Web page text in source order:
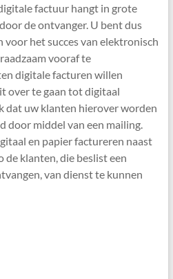
factuur hangt in grote
de ontvanger. U bent dus
het succes van elektronisch
vooraf te
digitale facturen willen
over te gaan tot digitaal
dat uw klanten hierover worden
door middel van een mailing.
en papier factureren naast
de klanten, die beslist een
van dienst te kunnen